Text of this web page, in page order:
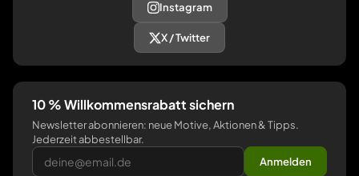
Instagram
X / Twitter
10 % Willkommensrabatt sichern
Newsletter abonnieren: neue Motive, Aktionen & Tipps.
Jederzeit abbestellbar.
Anmelden